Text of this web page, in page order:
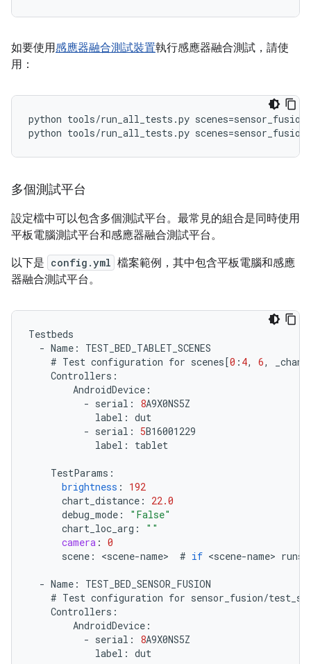
如要使用感應器融合測試裝置執行感應器融合測試，請使
用：
python tools/run_all_tests .py scenes=sensor_fusion
python tools/run_all_tests .py scenes=sensor_fusion
多個測試平台
設定檔中可以包含多個測試平台。最常見的組合是同時使用
平板電腦測試平台和感應器融合測試平台。
以下是 config.yml 檔案範例，其中包含平板電腦和感應
器融合測試平台。
Testbeds
- Name :
TEST_BED_TABLET_SCENES
# Test configuration for scenes[0 : 4, 6,
Controllers :
AndroidDevice :
- serial : 8A9X0NS5Z
label : dut
- serial : 5B16001229
label : tablet
TestParams :
brightness :
192
chart_distance :
22.0
debug_mode :
"False"
chart_loc_arg :
""
camera : 0
scene : <scene-name> # if <scene-name> runs
- Name :
TEST_BED_SENSOR_FUSION
# Test configuration for sensor_fusion/
Controllers :
AndroidDevice :
- serial : 8A9X0NS5Z
label : dut